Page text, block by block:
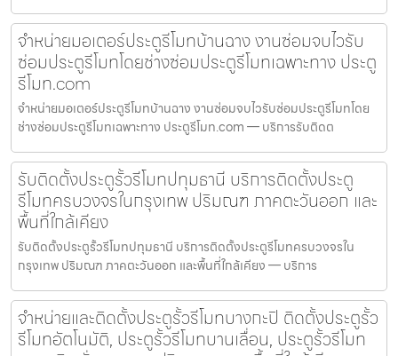
จำหน่ายมอเตอร์ประตูรีโมทบ้านฉาง งานซ่อมจบไวรับ
ซ่อมประตูรีโมทโดยช่างซ่อมประตูรีโมทเฉพาะทาง ประตู
รีโมท.com
จำหน่ายมอเตอร์ประตูรีโมทบ้านฉาง งานซ่อมจบไวรับซ่อมประตูรีโมทโดย
ช่างซ่อมประตูรีโมทเฉพาะทาง ประตูรีโมท.com — บริการรับติดต
รับติดตั้งประตูรั้วรีโมทปทุมธานี บริการติดตั้งประตู
รีโมทครบวงจรในกรุงเทพ ปริมณฑ ภาคตะวันออก และ
พื้นที่ใกล้เคียง
รับติดตั้งประตูรั้วรีโมทปทุมธานี บริการติดตั้งประตูรีโมทครบวงจรใน
กรุงเทพ ปริมณฑ ภาคตะวันออก และพื้นที่ใกล้เคียง — บริการ
จำหน่ายและติดตั้งประตูรั้วรีโมทบางกะปิ ติดตั้งประตูรั้ว
รีโมทอัตโนมัติ, ประตูรั้วรีโมทบานเลื่อน, ประตูรั้วรีโมท